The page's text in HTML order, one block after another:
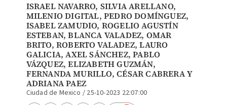
ISRAEL NAVARRO, SILVIA ARELLANO,
MILENIO DIGITAL, PEDRO DOMÍNGUEZ,
ISABEL ZAMUDIO, ROGELIO AGUSTÍN
ESTEBAN,BLANCA VALADEZ, OMAR
BRITO, ROBERTO VALADEZ,LAURO
GALICIA,AXEL SÁNCHEZ, PABLO
VÁZQUEZ,ELIZABETH GUZMÁN,
FERNANDA MURILLO,CÉSAR CABRERAY
ADRIANA PAEZ
Ciudad de Mexico / 25-10-2023 22:07:00